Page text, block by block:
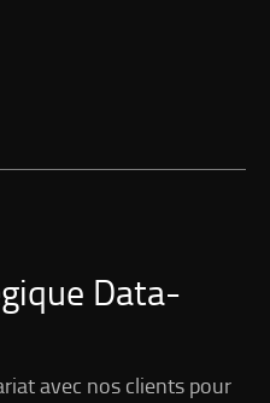
Data-
avec nos clients pour